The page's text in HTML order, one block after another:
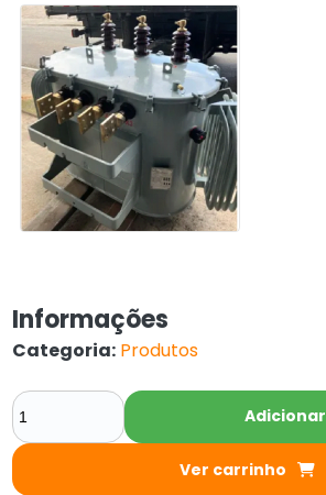
Informações
Categoria: Produtos
Adicionar
Ver carrinho